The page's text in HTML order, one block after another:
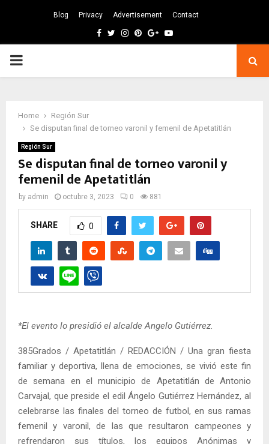
Blog Privacy Advertisement Contact
Facebook
TwitterInstagram
Pinterest
GoogleYoutube
PRIMARY
Home
Región Sur
Se disputan final de torneo varonil y femenil de Apetatitlán
Región Sur
Se disputan final de torneo varonil y
femenil de Apetatitlán
by admin octubre 3, 2023 0 881
SHARE 0
*El evento lo presidió el alcalde Angelo Gutiérrez
385Grados / Apetatitlán / REDACCIÓN / Una gran fiesta
familiar y deportiva, llena de emociones, se vivió este fin
de semana en el municipio de Apetatitlán de Antonio
Carvajal, que preside el edil Ángelo Gutiérrez Hernández, al
celebrarse las finales del torneo de futbol, en sus ramas
femenil y varonil, de las que resultaron campeones y
refrendaron sus títulos, los equipos Anónimas y